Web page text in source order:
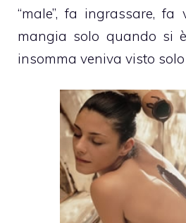
“male”, fa ingrassare,
mangia solo quando si
insomma veniva visto